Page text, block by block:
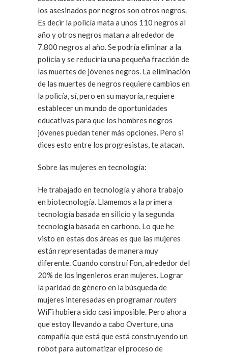
los asesinados por negros son otros negros.
Es decir la policía mata a unos 110 negros al
año y otros negros matan a alrededor de
7.800 negros al año. Se podría eliminar a la
policía y se reduciría una pequeña fracción de
las muertes de jóvenes negros. La eliminación
de las muertes de negros requiere cambios en
la policía, sí, pero en su mayoría, requiere
establecer un mundo de oportunidades
educativas para que los hombres negros
jóvenes puedan tener más opciones. Pero si
dices esto entre los progresistas, te atacan.
Sobre las mujeres en tecnología:
He trabajado en tecnología y ahora trabajo
en biotecnología. Llamemos a la primera
tecnología basada en silicio y la segunda
tecnología basada en carbono. Lo que he
visto en estas dos áreas es que las mujeres
están representadas de manera muy
diferente. Cuando construí Fon, alrededor del
20% de los ingenieros eran mujeres. Lograr
la paridad de género en la búsqueda de
mujeres interesadas en programarrouters
WiFi hubiera sido casi imposible. Pero ahora
que estoy llevando a cabo Overture, una
compañía que está que está construyendo un
robot para automatizar el proceso de